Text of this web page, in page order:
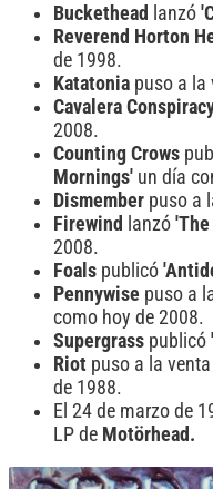
Buckethead lanzó
Reverend Horton
de 1998.
Katatonia puso a la
Cavalera
2008.
Counting Crows
Mornings' un día
Dismember puso a
Firewind lanzó
2008.
Foals publicó
Pennywise puso a
como hoy de 2008.
Supergrass publicó
Riot puso a la venta
de 1988.
El 24 de marzo de
LP de Motörhead.